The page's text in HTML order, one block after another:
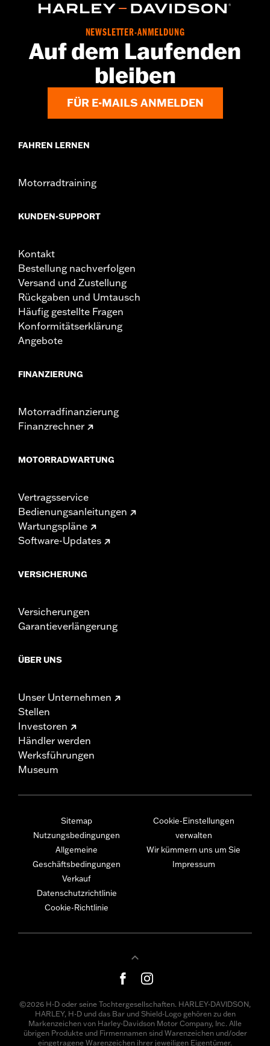
NEWSLETTER-ANMELDUNG
Auf dem Laufenden
bleiben
FÜR E-MAILS ANMELDEN
FAHREN LERNEN
Motorradtraining
KUNDEN-SUPPORT
Kontakt
Bestellung nachverfolgen
Versand und Zustellung
Rückgaben und Umtausch
Häufig gestellte Fragen
Konformitätserklärung
Angebote
FINANZIERUNG
Motorradfinanzierung
Finanzrechner
MOTORRADWARTUNG
Vertragsservice
Bedienungsanleitungen
Wartungspläne
Software-Updates
VERSICHERUNG
Versicherungen
Garantieverlängerung
ÜBER UNS
Unser Unternehmen
Stellen
Investoren
Händler werden
Werksführungen
Museum
Sitemap
Nutzungsbedingungen
Allgemeine
Geschäftsbedingungen
Verkauf
Datenschutzrichtlinie
Cookie-Richtlinie
Cookie-Einstellungen
verwalten
Wir kümmern uns um Sie
Impressum
©2026 H-D oder seine Tochtergesellschaften. HARLEY-DAVIDSON,
HARLEY, H-D und das Bar und Shield-Logo gehören zu den
Markenzeichen von Harley-Davidson Motor Company, Inc. Alle
übrigen Produkte und Firmennamen sind Warenzeichen und/oder
eingetragene Warenzeichen ihrer jeweiligen Eigentümer.